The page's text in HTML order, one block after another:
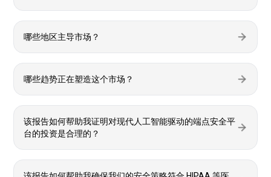
哪些地区主导市场？
哪些趋势正在塑造这个市场？
该报告如何帮助我证明对现代人工智能驱动的端点安全平
台的投资是合理的？